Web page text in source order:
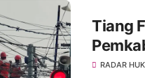
Tiang
RADAR